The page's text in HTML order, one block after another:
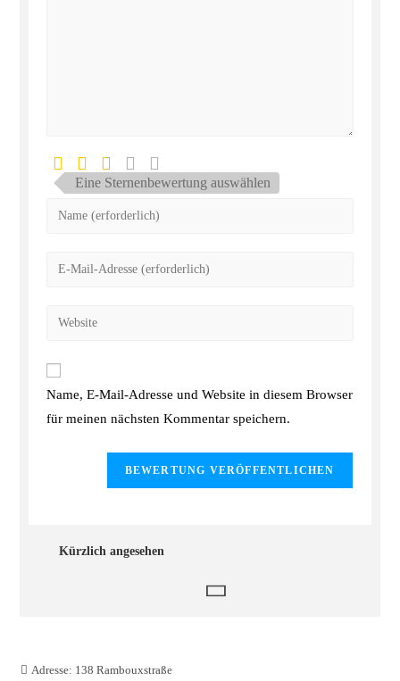
Eine Sternenbewertung auswählen
Name, E-Mail-Adresse und Website in diesem Browser
für meinen nächsten Kommentar speichern.
Kürzlich angesehen
Adresse: 138 Rambouxstraße